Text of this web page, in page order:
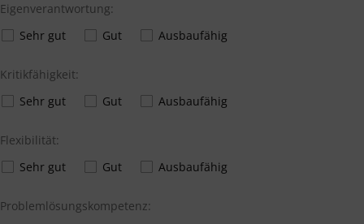
Eigenverantwortung:
Sehr gut
Gut Ausbaufähig
Kritikfähigkeit:
Sehr gut
Gut Ausbaufähig
Flexibilität:
Sehr gut
Gut Ausbaufähig
Problemlösungskompetenz: